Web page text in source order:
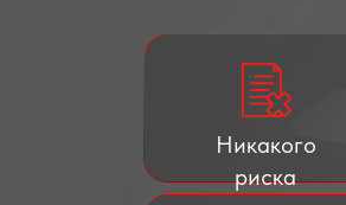
Никакого
риска